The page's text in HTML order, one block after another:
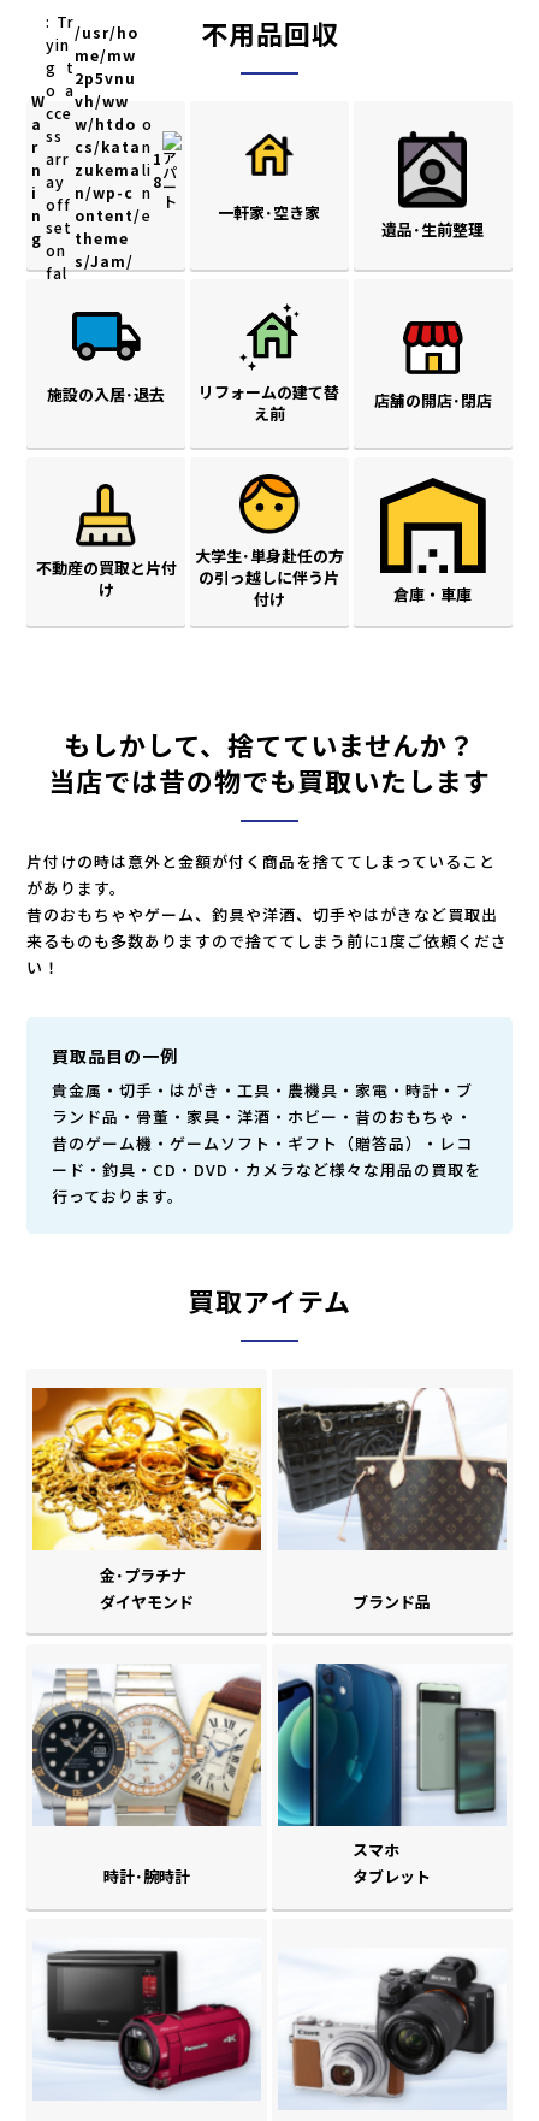
不用品回収
W
a
r
n
i
n
g
: Tr
yin
g t
o a
cce
ss
arr
ay
off
set
on
fal
/usr/ho
me/mw
2p5vnu
vh/ww
w/htdo
cs/kata
zukema
n/wp-c
ontent/
theme
s/Jam/
o
n
li
n
e
1
8
アパート
一軒家･空き家
遺品･生前整理
施設の入居･退去
リフォームの建て替
え前
店舗の開店･閉店
不動産の買取と片付
け
大学生･単身赴任の方
の引っ越しに伴う片
付け
倉庫・車庫
もしかして、捨てていませんか？
当店では昔の物でも買取いたします
片付けの時は意外と金額が付く商品を捨ててしまっていること
があります。
昔のおもちゃやゲーム、釣具や洋酒、切手やはがきなど買取出
来るものも多数ありますので捨ててしまう前に1度ご依頼くださ
い！
買取品目の一例
貴金属・切手・はがき・工具・農機具・家電・時計・ブ
ランド品・骨董・家具・洋酒・ホビー・昔のおもちゃ・
昔のゲーム機・ゲームソフト・ギフト（贈答品）・レコ
ード・釣具・CD・DVD・カメラなど様々な用品の買取を
行っております。
買取アイテム
金･プラチナ
ダイヤモンド
ブランド品
時計･腕時計
スマホ
タブレット